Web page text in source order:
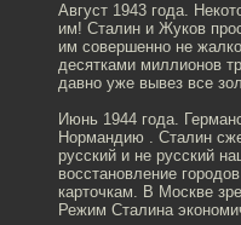
Август 1943 года.
им! Сталин и Жуков
им совершенно не
десятками миллионов
давно уже вывез все
Июнь 1944 года.
Нормандию . Сталин
русский и не русский
восстановление
карточкам. В Москве
Режим Сталина